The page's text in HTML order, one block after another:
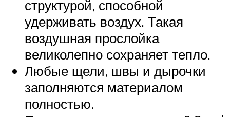
структурой, способной
удерживать воздух. Такая
воздушная прослойка
великолепно сохраняет тепло.
Любые щели, швы и дырочки
заполняются материалом
полностью.